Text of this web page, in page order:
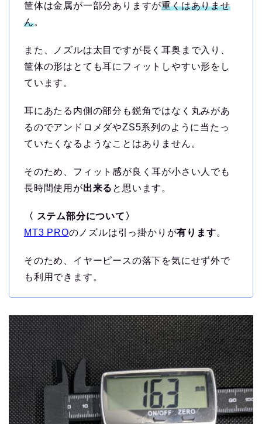
筐体は金属が一部分ありますが重くはありませ
ん。
また、ノズルは太目ですが長く耳奥まで入り、
筐体の形はとても耳にフィットしやすい形をし
ています。
耳にあたる内側の部分も鋭角ではなく丸みがあ
るのでアンドロメダやZS5系列のように当たっ
ていたくなるようなことはありません。
そのため、フィット感が良く耳が小さい人でも
長時間使用が出来る と思います。
〈 ステム部分について〉
MT3 PROのノズルは引っ掛かりが有ります。
そのため、イヤーピースの落下を気にせず外で
も利用できます。